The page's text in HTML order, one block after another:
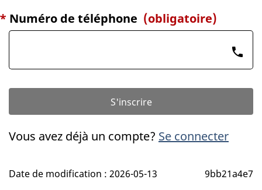
* Numéro de téléphone (obligatoire)
phone
S'inscrire
Vous avez déjà un compte? Se connecter
Date de modification : 2026-05-13 9bb21a4e7